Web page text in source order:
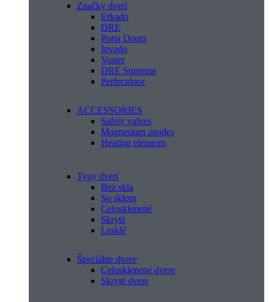
Značky dverí
Erkado
DRE
Porta Doors
Invado
Voster
DRE Supreme
Perfectdoor
ACCESSORIES
Safety valves
Magnesium anodes
Heating elements
Typy dverí
Bez skla
So sklom
Celosklenené
Skryté
Lesklé
Špeciálne dvere
Celosklenené dvere
Skryté dvere